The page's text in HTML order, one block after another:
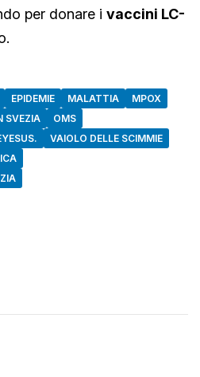
per donare i vaccini LC-
EPIDEMIE MALATTIA
MPOX
SVEZIA
OMS
VAIOLO DELLE SCIMMIE